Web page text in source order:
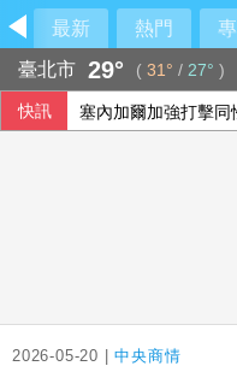
最新 熱門
臺北市 29° ( 31° / 27° )
快訊 塞內加爾加強打擊
2026-05-20 |中央商情